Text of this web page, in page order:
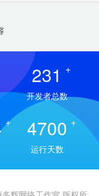
231 +
开发者总数
+ 4700 +
运行天数